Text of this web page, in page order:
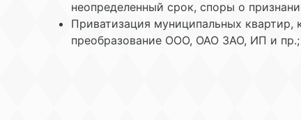
неопределенный срок, споры о
Приватизация муниципальных
преобразование ООО, ОАО ЗАО, ИП и пр.;